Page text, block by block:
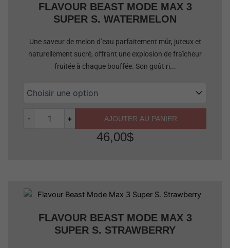
FLAVOUR BEAST MODE MAX 3
SUPER S. WATERMELON
Une saveur de melon d’eau parfaitement mûr, juteux et
naturellement sucré, offrant une explosion de fraîcheur
fruitée à chaque bouffée. Son goût ri...
- + AJOUTER AU PANIER
46,00$
FLAVOUR BEAST MODE MAX 3
SUPER S. STRAWBERRY